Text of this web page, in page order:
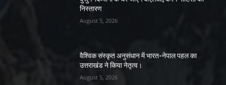
निस्तारण
August 5, 2026
वैश्विक संस्कृत अनुसंधान में भारत-नेपाल पहल का
उत्तराखंड ने किया नेतृत्व।
August 5, 2026